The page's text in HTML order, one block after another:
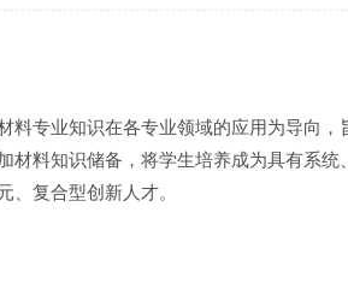
料专业知识在各专业领域的应用为导向
材料知识储备，将学生培养成为具有系
、复合型创新人才。